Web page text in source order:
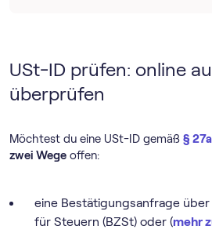
USt-ID prüfen: online
überprüfen
Möchtest du eine USt-ID gemäß §
zwei Wege offen:
eine Bestätigungsanfrage
für Steuern (BZSt) oder (mehr